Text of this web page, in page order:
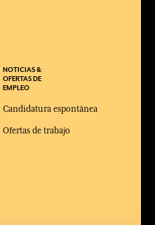
NOTICIAS &
OFERTAS DE
EMPLEO
Candidatura espontánea
Ofertas de trabajo